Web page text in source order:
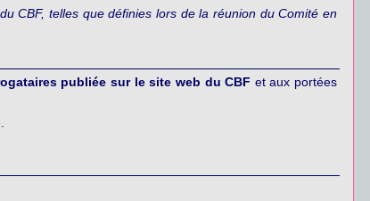
CBF, telles que définies lors de la réunion du Comité en
publiée sur le site web du CBF et aux portées